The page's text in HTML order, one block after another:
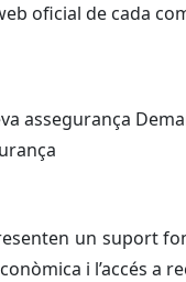
oficial de cada
assegurança
un suport
i l’accés a